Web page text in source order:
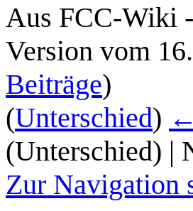
Aus FCC-Wiki
Version vom
Beiträge)
(Unterschied)
(Unterschied) |
Zur Navigation